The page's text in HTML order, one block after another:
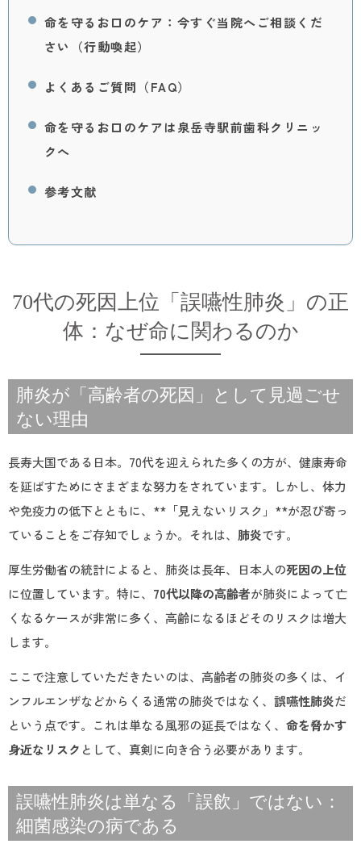
命を守るお口のケア：今すぐ当院へご相談くだ
さい（行動喚起）
よくあるご質問（FAQ）
命を守るお口のケアは泉岳寺駅前歯科クリニッ
クへ
参考文献
70代の死因上位「誤嚥性肺炎」の正
体：なぜ命に関わるのか
肺炎が「高齢者の死因」として見過ごせ
ない理由
長寿大国である日本。70代を迎えられた多くの方が、健康寿命
を延ばすためにさまざまな努力をされています。しかし、体力
や免疫力の低下とともに、**「見えないリスク」**が忍び寄っ
ていることをご存知でしょうか。それは、 肺炎です。
厚生労働省の統計によると、肺炎は長年、日本人の死因の上位
に位置しています。特に、 70代以降の高齢者が肺炎によって亡
くなるケースが非常に多く、高齢になるほどそのリスクは増大
します。
ここで注意していただきたいのは、高齢者の肺炎の多くは、イ
ンフルエンザなどからくる通常の肺炎ではなく、 誤嚥性肺炎だ
という点です。これは単なる風邪の延長ではなく、 命を脅かす
身近なリスク として、真剣に向き合う必要があります。
誤嚥性肺炎は単なる「誤飲」ではない：
細菌感染の病である